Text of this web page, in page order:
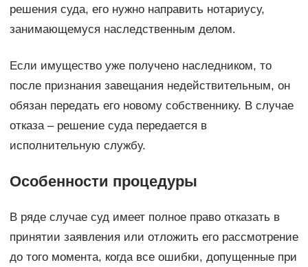
решения суда, его нужно направить нотариусу,
занимающемуся наследственным делом.
Если имущество уже получено наследником, то
после признания завещания недействительным, он
обязан передать его новому собственнику. В случае
отказа – решение суда передается в
исполнительную службу.
Особенности процедуры
В ряде случае суд имеет полное право отказать в
принятии заявления или отложить его рассмотрение
до того момента, когда все ошибки, допущенные при